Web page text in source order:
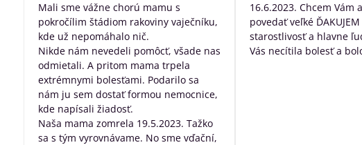
Mali sme vážne chorú mamu s
pokročílim štádiom rakoviny vaječníku,
kde už nepomáhalo nič.
Nikde nám nevedeli pomôcť, všade nas
odmietali. A pritom mama trpela
extrémnymi bolesťami. Podarilo sa
nám ju sem dostať formou nemocnice,
kde napísali žiadosť.
Naša mama zomrela 19.5.2023. Tažko
sa s tým vyrovnávame. No sme vďační,
16.6.2023. Chcem Vám
povedať veľké
starostlivosť a hlavne
Vás necítila bolesť a